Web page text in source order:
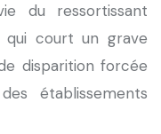
du ressortissant
qui court un grave
disparition forcée
établissements